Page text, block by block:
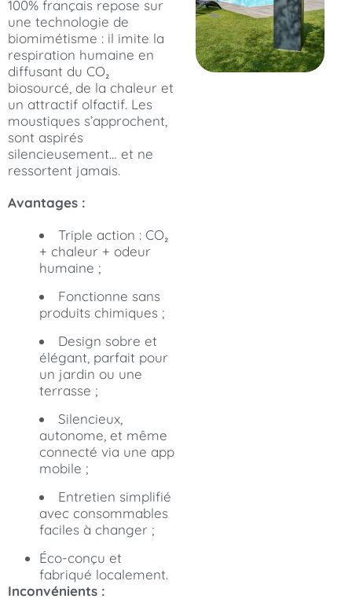
100% français repose sur
une technologie de
biomimétisme : il imite la
respiration humaine en
diffusant du CO₂
biosourcé, de la chaleur et
un attractif olfactif. Les
moustiques s’approchent,
sont aspirés
silencieusement… et ne
ressortent jamais.
Avantages :
Triple action : CO₂
+ chaleur + odeur
humaine ;
Fonctionne sans
produits chimiques ;
Design sobre et
élégant, parfait pour
un jardin ou une
terrasse ;
Silencieux,
autonome, et même
connecté via une app
mobile ;
Entretien simplifié
avec consommables
faciles à changer ;
Éco-conçu et
fabriqué localement.
Inconvénients :